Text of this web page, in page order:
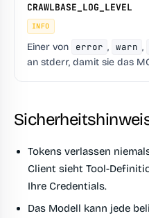
CRAWLBASE_LOG_LEVEL
INFO
Einer von error , warn ,
an stderr, damit sie das
Tokens verlassen
Client sieht Tool-
Ihre Credentials.
Das Modell kann jede